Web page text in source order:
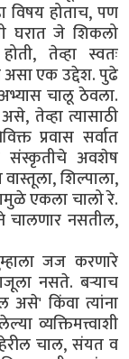
विषय होताच, पण
घरात जे शिकलो
तेव्हा स्वतः
एक उद्देश. पुढे
चालू ठेवला.
तेव्हा त्यासाठी
प्रवास सर्वात
संस्कृतीचे अवशेष
शिल्पाला,
एकला चालो रे.
चालणार नसतील,
जज करणारे
नसते. बऱ्याच
असे' किंवा त्यांना
व्यक्तिमत्त्वाशी
चाल, संयत व